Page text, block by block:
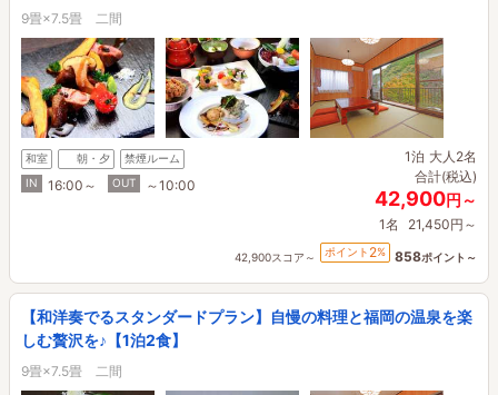
9畳×7.5畳 二間
和室 朝・夕
禁煙ルーム
IN
16:00～ OUT ～10:00
1泊 大人2名
合計(税込)
42,900円～
1名 21,450円～
42,900スコア～ ポイント 2% 858ポイント～
【和洋奏でるスタンダードプラン】自慢の料理と福岡の温泉を楽
しむ贅沢を♪【1泊2食】
9畳×7.5畳 二間